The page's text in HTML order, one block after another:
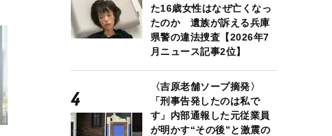
た16歳女性はなぜ亡くなっ
たのか 遺族が訴える兵庫
県警の違法捜査【2026年7
月ニュース記事2位】
〈吉原老舗ソープ摘発〉
「刑事告発したのは私で
す」内部通報した元従業員
が明かす“その後”と激震の